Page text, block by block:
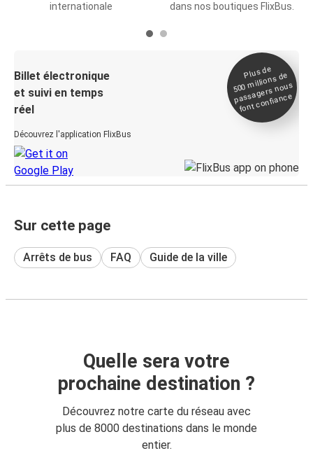
internationale
dans nos boutiques FlixBus.
Billet électronique
et suivi en temps
réel
Découvrez l'application FlixBus
Plus de
500
millions de
passagers nous
font confiance
Sur cette page
Arrêts de bus FAQ Guide de la ville
Quelle sera votre
prochaine destination ?
Découvrez notre carte du réseau avec
plus de 8000 destinations dans le monde
entier.